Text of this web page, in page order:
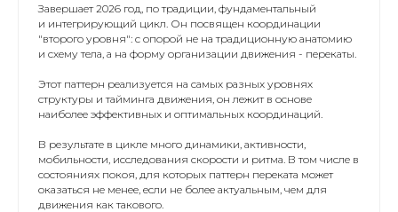
Завершает 2026 год, по традиции, фундаментальный
и интегрирующий цикл. Он посвящен координации
"второго уровня": с опорой не на традиционную анатомию
и схему тела, а на форму организации движения - перекаты.
Этот паттерн реализуется на самых разных уровнях
структуры и тайминга движения, он лежит в основе
наиболее эффективных и оптимальных координаций.
В результате в цикле много динамики, активности,
мобильности, исследования скорости и ритма. В том числе в
состояниях покоя, для которых паттерн переката может
оказаться не менее, если не более актуальным, чем для
движения как такового.